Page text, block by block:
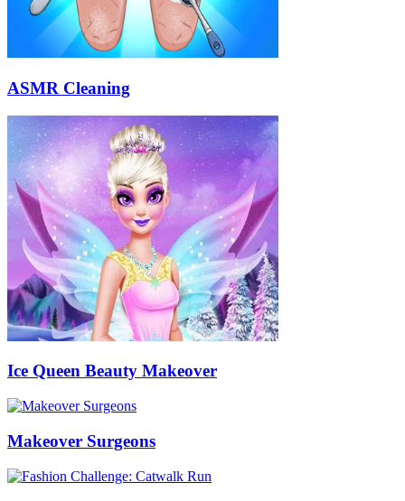
ASMR Cleaning
Ice Queen Beauty Makeover
Makeover Surgeons